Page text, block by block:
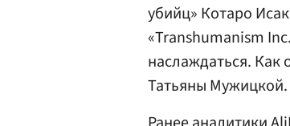
убийц» Котаро
«Transhumanism
наслаждаться. Как
Татьяны Мужицкой.